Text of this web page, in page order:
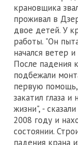
крановщика
проживал в
двое детей. У
работы. "Он
начался ветер
После падения
подбежали
первую помощь,
закатил глаза
жизни", -
2008 году и
состоянии.
падения крана